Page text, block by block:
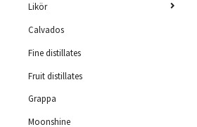
Likör
Calvados
Fine distillates
Fruit distillates
Grappa
Moonshine